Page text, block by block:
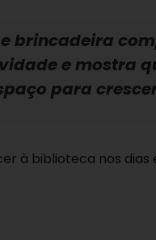
brincadeira
e mostra
para
à biblioteca nos dias